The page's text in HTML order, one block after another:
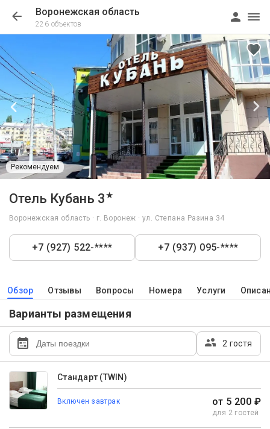
Воронежская область
226 объектов
Рекомендуем
Отель Кубань 3★
Воронежская область · г. Воронеж · ул. Степана Разина 34
+7 (927) 522-**** +7 (937) 095-****
Обзор Отзывы Вопросы Номера Услуги
Варианты размещения
2 гостя
Стандарт (TWIN)
Включен завтрак от 5 200 ₽
для 2 гостей